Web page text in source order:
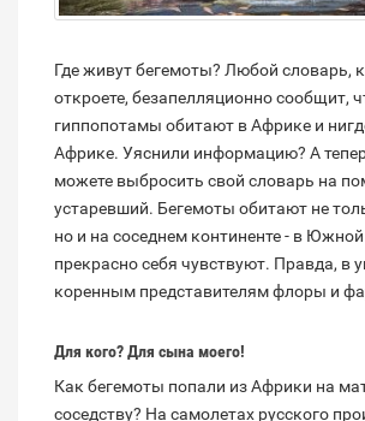
Где живут бегемоты? Любой словарь,
откроете, безапелляционно сообщит,
гиппопотамы обитают в Африке и
Африке. Уяснили информацию? А
можете выбросить свой словарь на
устаревший. Бегемоты обитают не
но и на соседнем континенте - в
прекрасно себя чувствуют. Правда, в
коренным представителям флоры и
Для кого? Для сына моего!
Как бегемоты попали из Африки на
соседству? На самолетах русского